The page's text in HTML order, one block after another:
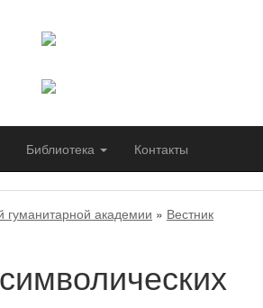
Библиотека Контакты
гуманитарной академии » Вестник